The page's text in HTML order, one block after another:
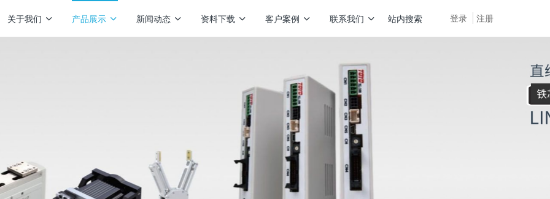
登录 注册
关于我们 产品展示 新闻动态 资料下载 客户案例 联系我们 站内搜索